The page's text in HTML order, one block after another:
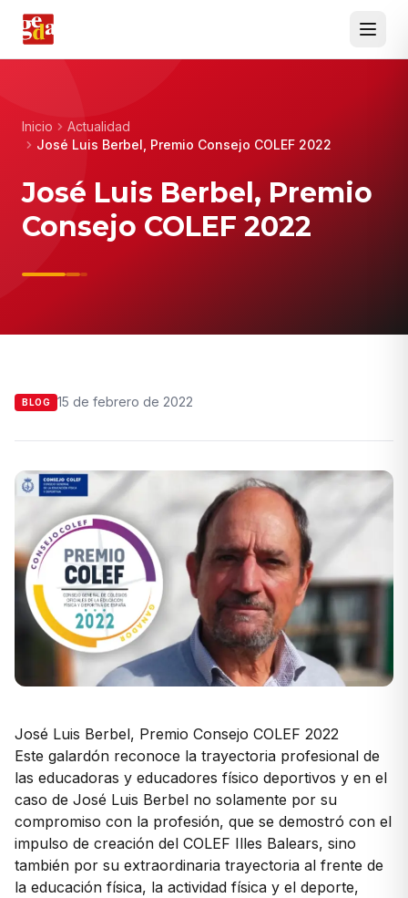
Inicio
Actualidad
José Luis Berbel, Premio Consejo COLEF 2022
José Luis Berbel, Premio
Consejo COLEF 2022
BLOG 15 de febrero de 2022
José Luis Berbel, Premio Consejo COLEF 2022
Este galardón reconoce la trayectoria profesional de
las educadoras y educadores físico deportivos y en el
caso de José Luis Berbel no solamente por su
compromiso con la profesión, que se demostró con el
impulso de creación del COLEF Illes Balears, sino
también por su extraordinaria trayectoria al frente de
la educación física, la actividad física y el deporte,